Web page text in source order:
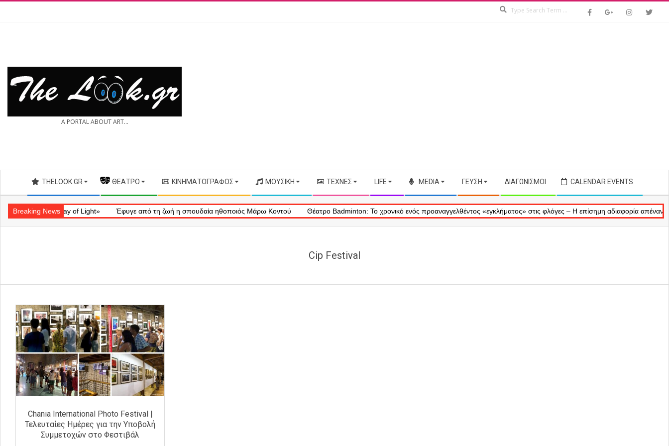
THE A PORTAL ABOUT ART...
Secondary
Navigation
Menu
THELOOK.GR — ΘΈΑΤΡΟ ΚΙΝΗΜΑΤΟΓΡΆΦΟΣ ΜΟΥΣΙΚΉ ΤΈΧΝΕΣ LIFE MEDIA ΓΕΎΣΗ ΔΙΑΓΩΝΙΣΜΟΊ CALENDAR EVENTS
Breaking News
«Ray of Light» Έφυγε από τη ζωή η σπουδαία ηθοποιός Μάρω Κοντού Θέατρο Badminton: Το χρονικό ενός προαναγγελθέντος «εγκλήματος» στις φλόγες – Η επίσημη αδιαφορία απέναντι στις
Cip Festival
Chania International Photo Festival |
Τελευταίες Ημέρες για την Υποβολή
Συμμετοχών στο Φεστιβάλ